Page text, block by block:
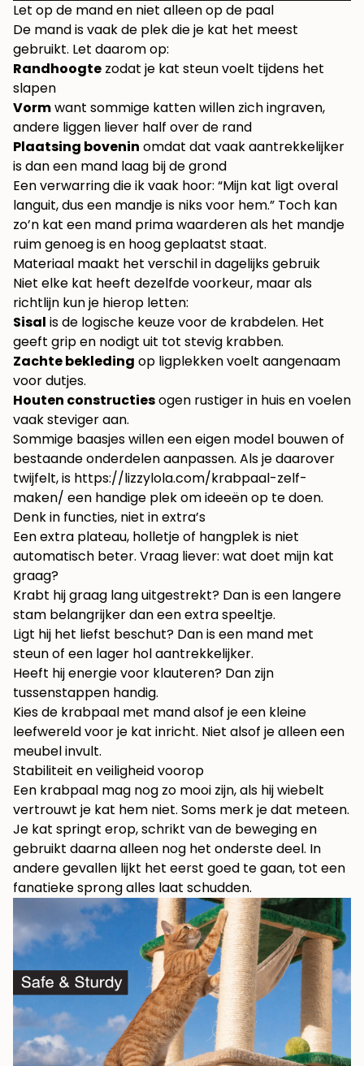
Let op de mand en niet alleen op de paal
De mand is vaak de plek die je kat het meest
gebruikt. Let daarom op:
Randhoogte zodat je kat steun voelt tijdens het
slapen
Vormwant sommige katten willen zich ingraven,
andere liggen liever half over de rand
Plaatsing bovenin omdat dat vaak aantrekkelijker
is dan een mand laag bij de grond
Een verwarring die ik vaak hoor: “Mijn kat ligt overal
languit, dus een mandje is niks voor hem.” Toch kan
zo’n kat een mand prima waarderen als het mandje
ruim genoeg is en hoog geplaatst staat.
Materiaal maakt het verschil in dagelijks gebruik
Niet elke kat heeft dezelfde voorkeur, maar als
richtlijn kun je hierop letten:
Sisal is de logische keuze voor de krabdelen. Het
geeft grip en nodigt uit tot stevig krabben.
Zachte bekleding op ligplekken voelt aangenaam
voor dutjes.
Houten constructiesogen rustiger in huis en voelen
vaak steviger aan.
Sommige baasjes willen een eigen model bouwen of
bestaande onderdelen aanpassen. Als je daarover
twijfelt, is https://lizzylola.com/krabpaal-zelf-
maken/ een handige plek om ideeën op te doen.
Denk in functies, niet in extra’s
Een extra plateau, holletje of hangplek is niet
automatisch beter. Vraag liever: wat doet mijn kat
graag?
Krabt hij graag lang uitgestrekt? Dan is een langere
stam belangrijker dan een extra speeltje.
Ligt hij het liefst beschut? Dan is een mand met
steun of een lager hol aantrekkelijker.
Heeft hij energie voor klauteren? Dan zijn
tussenstappen handig.
Kies de krabpaal met mand alsof je een kleine
leefwereld voor je kat inricht. Niet alsof je alleen een
meubel invult.
Stabiliteit en veiligheid voorop
Een krabpaal mag nog zo mooi zijn, als hij wiebelt
vertrouwt je kat hem niet. Soms merk je dat meteen.
Je kat springt erop, schrikt van de beweging en
gebruikt daarna alleen nog het onderste deel. In
andere gevallen lijkt het eerst goed te gaan, tot een
fanatieke sprong alles laat schudden.